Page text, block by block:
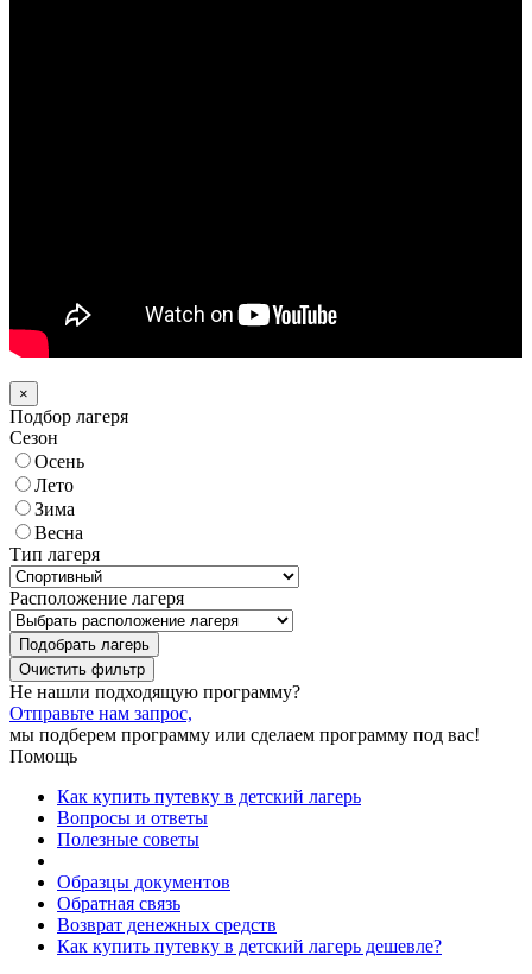
×
Подбор лагеря
Сезон
Осень
Лето
Зима
Весна
Тип лагеря
Расположение лагеря
Подобрать лагерь
Не нашли подходящую программу?
Отправьте нам запрос,
мы подберем программу или сделаем программу под вас!
Помощь
Как купить путевку в детский лагерь
Вопросы и ответы
Полезные советы
Образцы документов
Обратная связь
Возврат денежных средств
Как купить путевку в детский лагерь дешевле?